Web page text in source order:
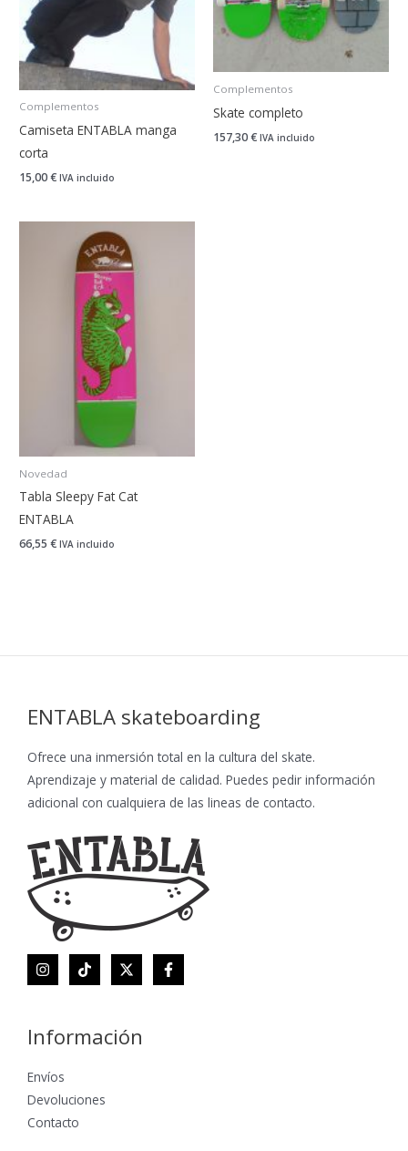
Complementos
Camiseta ENTABLA manga
corta
15,00€ IVA incluido
Complementos
Skate completo
157,30€ IVA incluido
Novedad
Tabla Sleepy Fat Cat
ENTABLA
66,55€ IVA incluido
ENTABLA skateboarding
Ofrece una inmersión total en la cultura del skate.
Aprendizaje y material de calidad. Puedes pedir información
adicional con cualquiera de las lineas de contacto.
Información
Envíos
Devoluciones
Contacto